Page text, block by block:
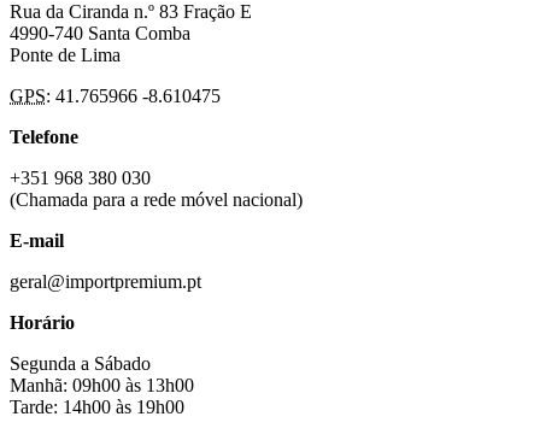
Rua da Ciranda n.º 83 Fração E
4990-740 Santa Comba
Ponte de Lima
GPS: 41.765966 -8.610475
Telefone
+351 968 380 030
(Chamada para a rede móvel nacional)
E-mail
geral@importpremium.pt
Horário
Segunda a Sábado
Manhã: 09h00 às 13h00
Tarde: 14h00 às 19h00